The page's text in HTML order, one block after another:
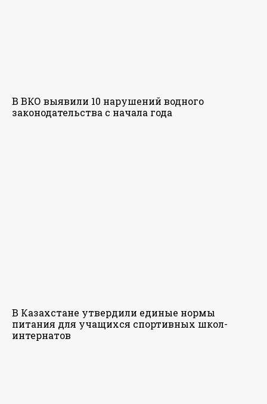
В ВКО выявили 10 нарушений водного
законодательства с начала года
В Казахстане утвердили единые нормы
питания для учащихся спортивных школ-
интернатов